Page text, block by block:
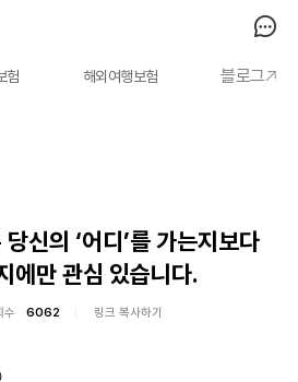
험 해외여행보험 블로그
신의 ‘어디’를 가는지보다
에만 관심 있습니다.
수 6062 링크 복사하기